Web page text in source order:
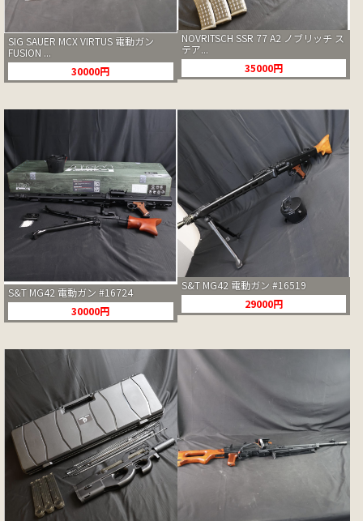
SIG SAUER MCX VIRTUS 電動ガン
FUSION ...
30000円
NOVRITSCH SSR 77 A2 ノブリッチ ス
テア...
35000円
S&T MG42 電動ガン #16724
30000円
S&T MG42 電動ガン #16519
29000円